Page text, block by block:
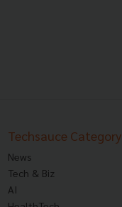
Techsauce Category
News
Tech & Biz
AI